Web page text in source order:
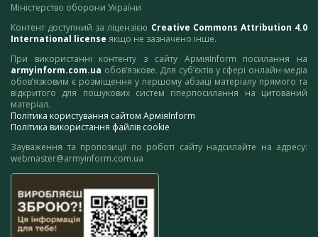
Міністерство оборони України
Контент доступний за ліцензією Creative Commons Attribution 4.0
International license якщо не зазначено інше.
При використанні контенту з сайту АрміяInform посилання на
armyinform.com.ua обов’язкове. Для суб’єктів у сфері онлайн-медіа
обов’язковим є розміщення у першому абзаці матеріалу прямого та
відкритого для пошукових систем гіперпосилання на цитований
матеріал.
Політика користування сайтом АрміяInform
Політика використання файлів cookie
Зауваження та пропозиції по роботі сайту надсилайте на адресу:
webmaster@armyinform.com.ua